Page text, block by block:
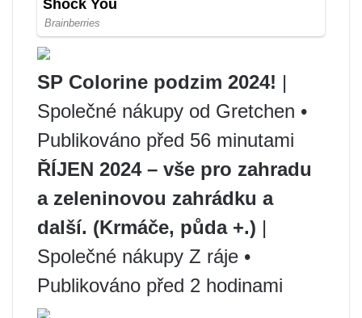
SP Colorine podzim 2024! |
Společné nákupy od Gretchen •
Publikováno před 56 minutami
ŘÍJEN 2024 – vše pro zahradu
a zeleninovou zahrádku a
další. (Krmáče, půda +.) |
Společné nákupy Z ráje •
Publikováno před 2 hodinami